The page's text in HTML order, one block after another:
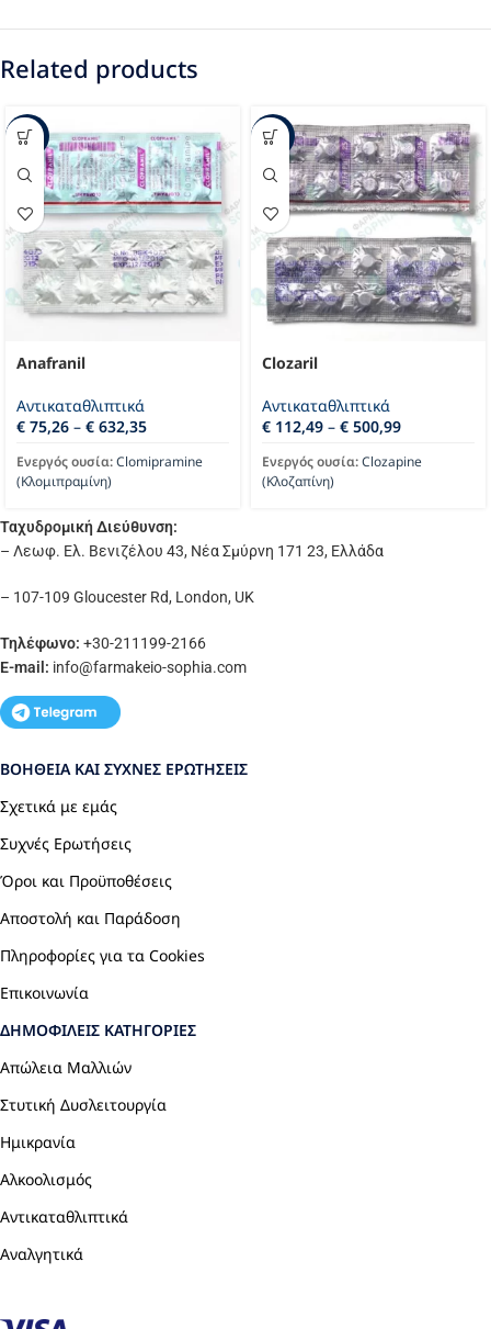
Related products
-52%
Anafranil
Αντικαταθλιπτικά
€ 75,26 – € 632,35
Ενεργός ουσία:Clomipramine
(Κλομιπραμίνη)
-62%
Clozaril
Αντικαταθλιπτικά
€ 112,49 – € 500,99
Ενεργός ουσία:Clozapine
(Κλοζαπίνη)
Ταχυδρομική Διεύθυνση:
– Λεωφ. Ελ. Βενιζέλου 43, Νέα Σμύρνη 171 23, Ελλάδα
– 107-109 Gloucester Rd, London, UK
Τηλέφωνο: +30-211199-2166
E-mail: info@farmakeio-sophia.com
ΒΟΉΘΕΙΑ ΚΑΙ ΣΥΧΝΈΣ ΕΡΩΤΉΣΕΙΣ
Σχετικά με εμάς
Συχνές Ερωτήσεις
Όροι και Προϋποθέσεις
Αποστολή και Παράδοση
Πληροφορίες για τα Cookies
Επικοινωνία
ΔΗΜΟΦΙΛΕΊΣ ΚΑΤΗΓΟΡΊΕΣ
Απώλεια Μαλλιών
Στυτική Δυσλειτουργία
Ημικρανία
Αλκοολισμός
Αντικαταθλιπτικά
Αναλγητικά